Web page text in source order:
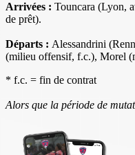
Arrivées : Touncara (Lyon,
de prêt).
Départs : Alessandrini
(milieu offensif, f.c.), Morel
* f.c. = fin de contrat
Alors que la période de